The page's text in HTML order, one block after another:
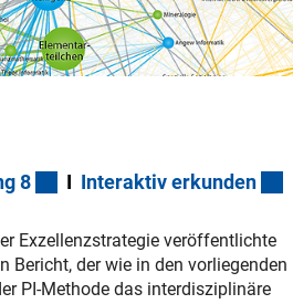
8 (Download)
I Interaktiv erkunden
Exzellenzstrategie veröffentlichte
Bericht, der wie in den vorliegenden
PI-Methode das interdisziplinäre